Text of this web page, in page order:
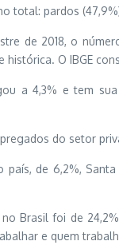
total: pardos
de 2018, o
O IBGE
a 4,3% e tem
do setor
de 6,2%,
Brasil foi de
e quem